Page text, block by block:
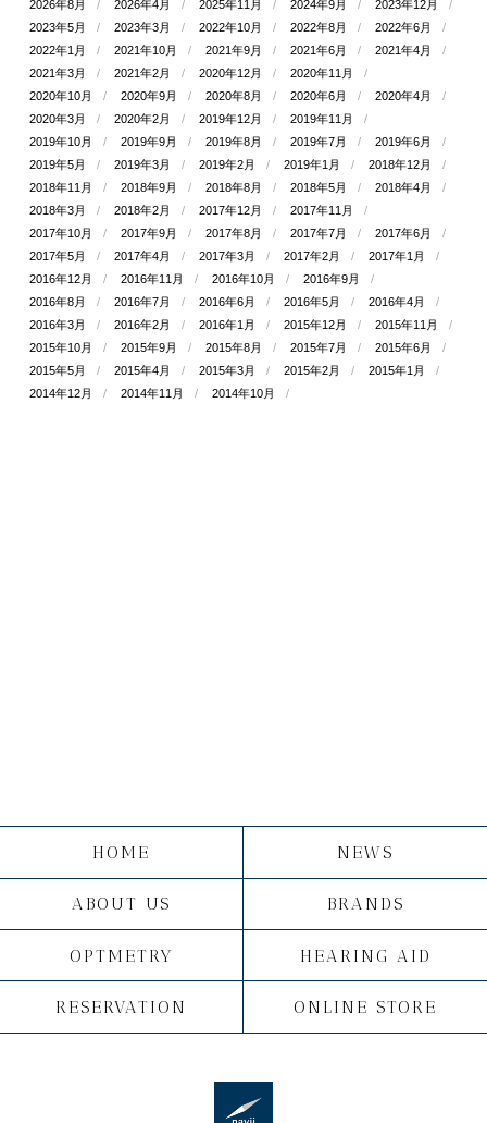
2026年8月 2026年4月 2025年11月 2024年9月
2023年12月
2023年5月
2023年3月 2022年10月 2022年8月
2022年6月
2022年1月
2021年10月 2021年9月 2021年6月
2021年4月
2021年3月
2021年2月 2020年12月
2020年11月
2020年10月
2020年9月 2020年8月 2020年6月
2020年4月
2020年3月
2020年2月 2019年12月
2019年11月
2019年10月
2019年9月 2019年8月 2019年7月
2019年6月
2019年5月
2019年3月 2019年2月 2019年1月
2018年12月
2018年11月
2018年9月 2018年8月 2018年5月
2018年4月
2018年3月
2018年2月 2017年12月
2017年11月
2017年10月
2017年9月 2017年8月 2017年7月
2017年6月
2017年5月
2017年4月 2017年3月 2017年2月
2017年1月
2016年12月
2016年11月 2016年10月
2016年9月
2016年8月
2016年7月 2016年6月 2016年5月
2016年4月
2016年3月
2016年2月 2016年1月 2015年12月
2015年11月
2015年10月
2015年9月 2015年8月 2015年7月
2015年6月
2015年5月
2015年4月 2015年3月 2015年2月
2015年1月
2014年12月
2014年11月 2014年10月
HOME NEWS
ABOUT US BRANDS
OPTMETRY HEARING AID
RESERVATION ONLINE STORE